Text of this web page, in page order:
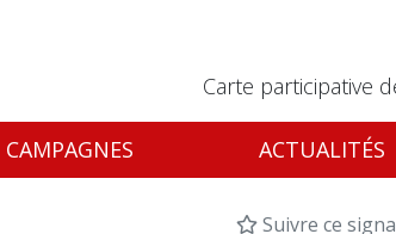
Carte participative
CAMPAGNES ACTUALITÉS
Suivre ce